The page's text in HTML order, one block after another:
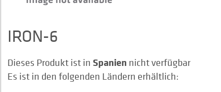
IRON-6
Dieses Produkt ist in Spanien nicht verfügbar
Es ist in den folgenden Ländern erhältlich: